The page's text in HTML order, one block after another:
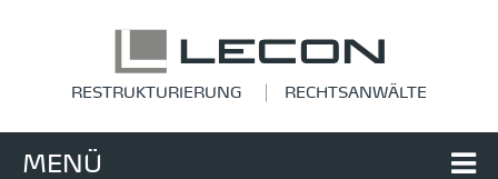
RESTRUKTURIERUNG RECHTSANWÄLTE
MENÜ